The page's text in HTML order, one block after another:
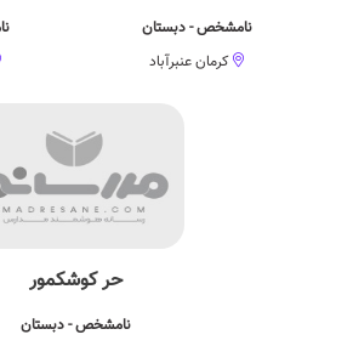
نامشخص - دبستان
کرمان عنبرآباد
حر کوشکمور
نامشخص - دبستان